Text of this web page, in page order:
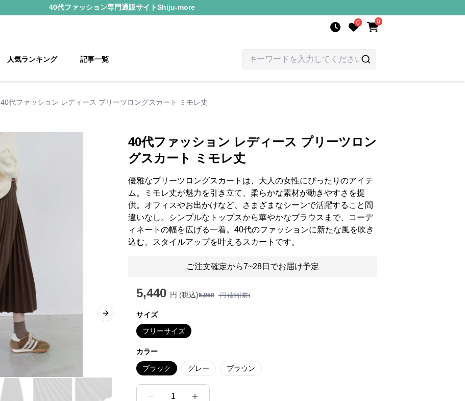
40代ファッション専門通販サイトShiju-more
0 0
人気ランキング 記事一覧
40代ファッション レディース プリーツロングスカート ミモレ丈
Next slide
40代ファッション レディース プリーツロン
グスカート ミモレ丈
優雅なプリーツロングスカートは、大人の女性にぴったりのアイテ
ム。ミモレ丈が魅力を引き立て、柔らかな素材が動きやすさを提
供。オフィスやお出かけなど、さまざまなシーンで活躍すること間
違いなし。シンプルなトップスから華やかなブラウスまで、コーデ
ィネートの幅を広げる一着。40代のファッションに新たな風を吹き
込む、スタイルアップを叶えるスカートです。
ご注文確定から7~28日でお届け予定
5,440 円 (税込)6,050 円 (割引前)
サイズ
フリーサイズ
カラー
ブラック グレー ブラウン
1